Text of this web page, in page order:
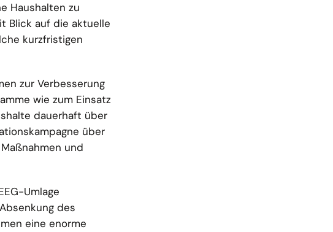
Haushalten zu
Blick auf die aktuelle
kurzfristigen
zur Verbesserung
wie zum Einsatz
dauerhaft über
über
und
Umlage
des
eine enorme